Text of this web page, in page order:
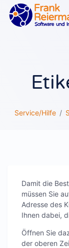
Service/Hilfe
Damit die
müssen Sie
Adresse des
Ihnen dabei,
Öffnen Sie
der oberen